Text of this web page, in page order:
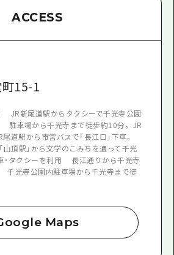
ACCESS
15-1
JR新尾道駅からタクシーで千光寺公園
駐車場から千光寺まで徒歩約10分。 JR
道駅から市営バスで「長江口」下車。
山頂駅」から文学のこみちを通って千光
・タクシーを利用 長江通りから千光寺
千光寺公園内駐車場から千光寺まで徒
Maps